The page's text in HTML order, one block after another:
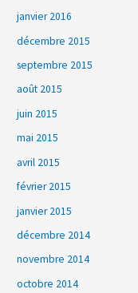
janvier 2016
décembre 2015
septembre 2015
août 2015
juin 2015
mai 2015
avril 2015
février 2015
janvier 2015
décembre 2014
novembre 2014
octobre 2014